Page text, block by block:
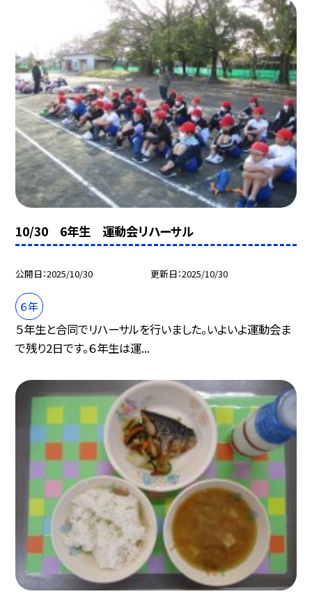
10/30 6年生 運動会リハーサル
公開日 2025/10/30 更新日 2025/10/30
６年
５年生と合同でリハーサルを行いました。いよいよ運動会ま
で残り2日です。６年生は運...